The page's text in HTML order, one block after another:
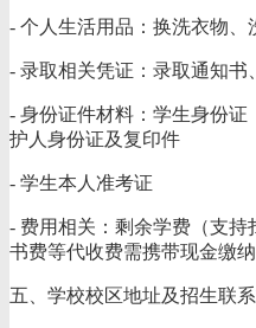
- 个人生活用品：换洗衣物、
- 录取相关凭证：录取通知书
- 身份证件材料：学生身份
护人身份证及复印件
- 学生本人准考证
- 费用相关：剩余学费（支持
书费等代收费需携带现金缴纳
五、学校校区地址及招生联